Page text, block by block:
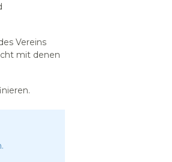
Vereins
mit denen